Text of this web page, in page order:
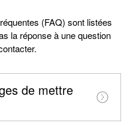
(FAQ) sont listées
la réponse à une question
de mettre